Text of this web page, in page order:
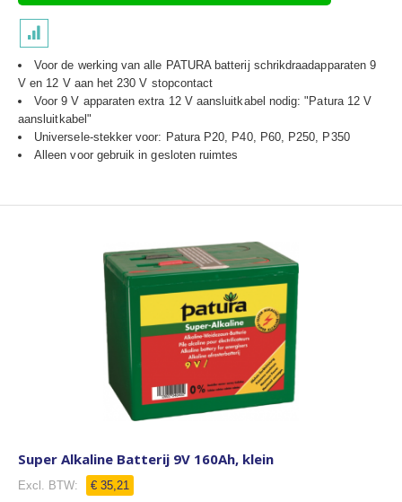
Voor de werking van alle PATURA batterij schrikdraadapparaten 9
V en 12 V aan het 230 V stopcontact
Voor 9 V apparaten extra 12 V aansluitkabel nodig: " Patura 12 V
aansluitkabel "
Universele-stekker voor: Patura P20, P40, P60, P250, P350
Alleen voor gebruik in gesloten ruimtes
Super Alkaline Batterij 9V 160Ah, klein
€ 35,21